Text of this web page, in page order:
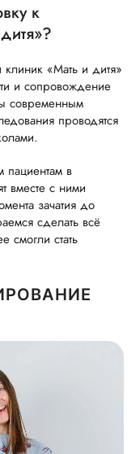
к
клиник «Мать и дитя»
и сопровождение
современным
проводятся
пациентам в
вместе с ними
зачатия до
сделать всё
смогли стать